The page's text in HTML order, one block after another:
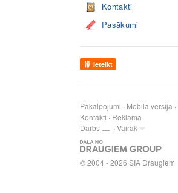
Kontakti
Pasākumi
Ieteikt
Pakalpojumi Mobilā versija
Kontakti
Reklāma
Darbs
Vairāk
© 2004 - 2026 SIA Draugiem